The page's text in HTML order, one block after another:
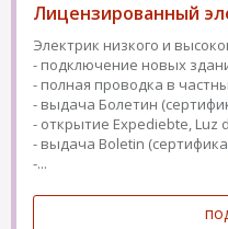
Лицензированный
Электрик низкого и
- подключение новых
- полная проводка в
- выдача Болетин
- открытие Expediebte, Luz
- выдача Boletin
-...